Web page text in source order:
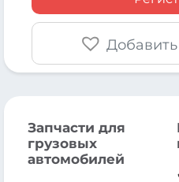
Запчасти для
грузовых
автомобилей